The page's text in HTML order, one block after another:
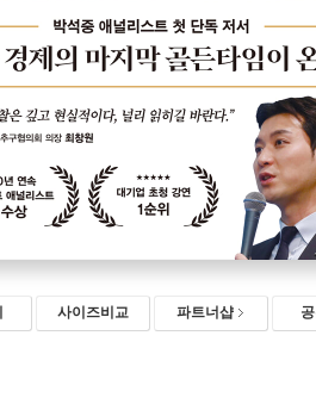
사이즈비교 파트너샵